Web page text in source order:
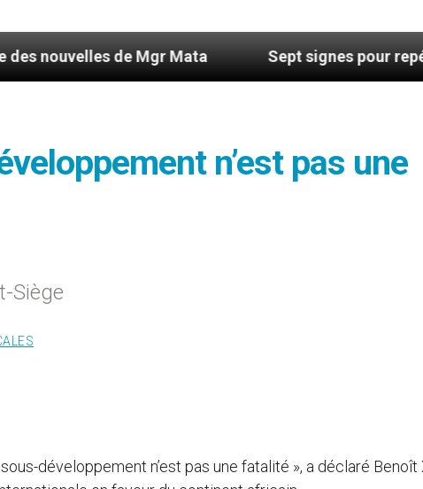
de Mgr Mata Sept signes pour repérer les
n’est pas une
Siège
développement n’est pas une fatalité », a déclaré Benoît